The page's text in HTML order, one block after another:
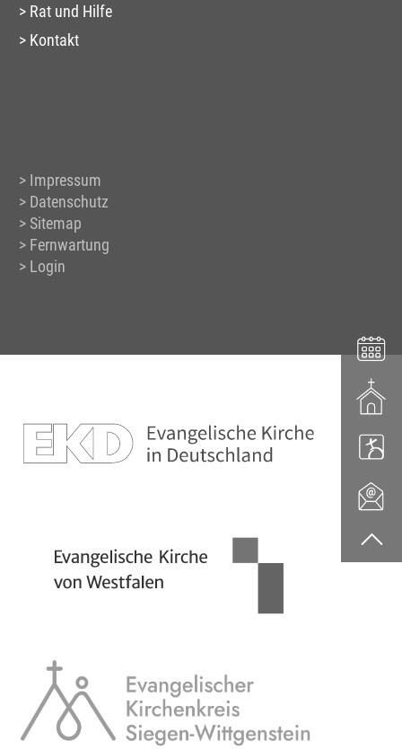
Rat und Hilfe
Kontakt
Impressum
Datenschutz
Sitemap
Fernwartung
Login